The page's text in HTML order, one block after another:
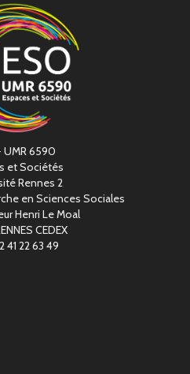
UMR 6590
et Sociétés
Rennes 2
en Sciences Sociales
Henri Le Moal
CEDEX
41 22 63 49